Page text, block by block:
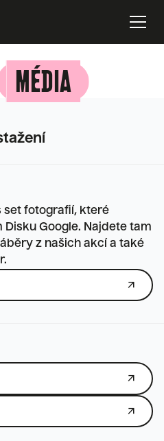
MÉDIA
set fotografií, které
Disku Google. Najdete tam
z našich akcí a také
ARROW_OUTWARD
ARROW_OUTWARD
ARROW_OUTWARD